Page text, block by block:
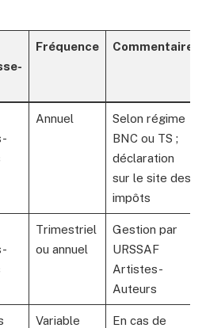
Fréquence Commentaire
Annuel
Selon régime
BNC ou TS ;
déclaration
sur le site des
impôts
Trimestriel
ou annuel
Gestion par
URSSAF
Artistes-
Auteurs
Variable
En cas de